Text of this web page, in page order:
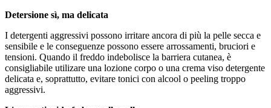
Detersione sì, ma delicata
I detergenti aggressivi possono irritare ancora di più la pelle secca e
sensibile e le conseguenze possono essere arrossamenti, bruciori e
tensioni. Quando il freddo indebolisce la barriera cutanea, è
consigliabile utilizare una lozione corpo o una crema viso detergente
delicata e, soprattutto, evitare tonici con alcool o peeling troppo
aggressivi.